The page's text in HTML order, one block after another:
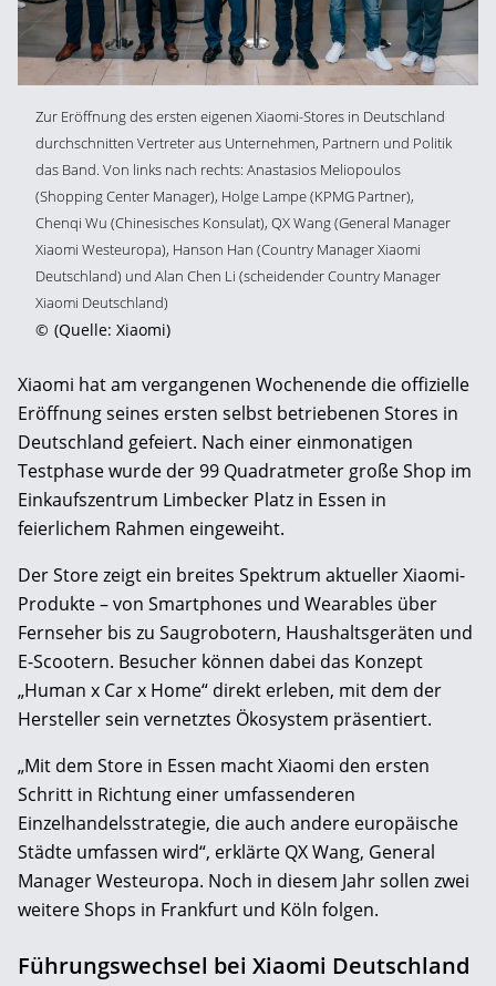
Zur Eröffnung des ersten eigenen Xiaomi-Stores in Deutschland
durchschnitten Vertreter aus Unternehmen, Partnern und Politik
das Band. Von links nach rechts: Anastasios Meliopoulos
(Shopping Center Manager), Holge Lampe (KPMG Partner),
Chenqi Wu (Chinesisches Konsulat), QX Wang (General Manager
Xiaomi Westeuropa), Hanson Han (Country Manager Xiaomi
Deutschland) und Alan Chen Li (scheidender Country Manager
Xiaomi Deutschland)
© (Quelle: Xiaomi)
Xiaomi hat am vergangenen Wochenende die offizielle
Eröffnung seines ersten selbst betriebenen Stores in
Deutschland gefeiert. Nach einer einmonatigen
Testphase wurde der 99 Quadratmeter große Shop im
Einkaufszentrum Limbecker Platz in Essen in
feierlichem Rahmen eingeweiht.
Der Store zeigt ein breites Spektrum aktueller Xiaomi-
Produkte – von Smartphones und Wearables über
Fernseher bis zu Saugrobotern, Haushaltsgeräten und
E-Scootern. Besucher können dabei das Konzept
„Human x Car x Home“ direkt erleben, mit dem der
Hersteller sein vernetztes Ökosystem präsentiert.
„Mit dem Store in Essen macht Xiaomi den ersten
Schritt in Richtung einer umfassenderen
Einzelhandelsstrategie, die auch andere europäische
Städte umfassen wird“, erklärte QX Wang, General
Manager Westeuropa. Noch in diesem Jahr sollen zwei
weitere Shops in Frankfurt und Köln folgen.
Führungswechsel bei Xiaomi Deutschland